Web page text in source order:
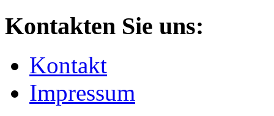
Kontakten Sie uns:
Kontakt
Impressum